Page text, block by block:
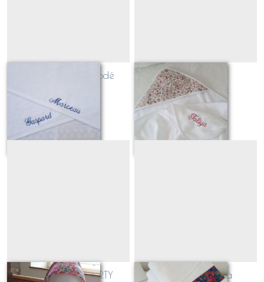
linge de toilette brodé
À partir de
Cape de bain
personnalisable
À partir de 36
Cape de bain LIBERTY
linge de toilette à